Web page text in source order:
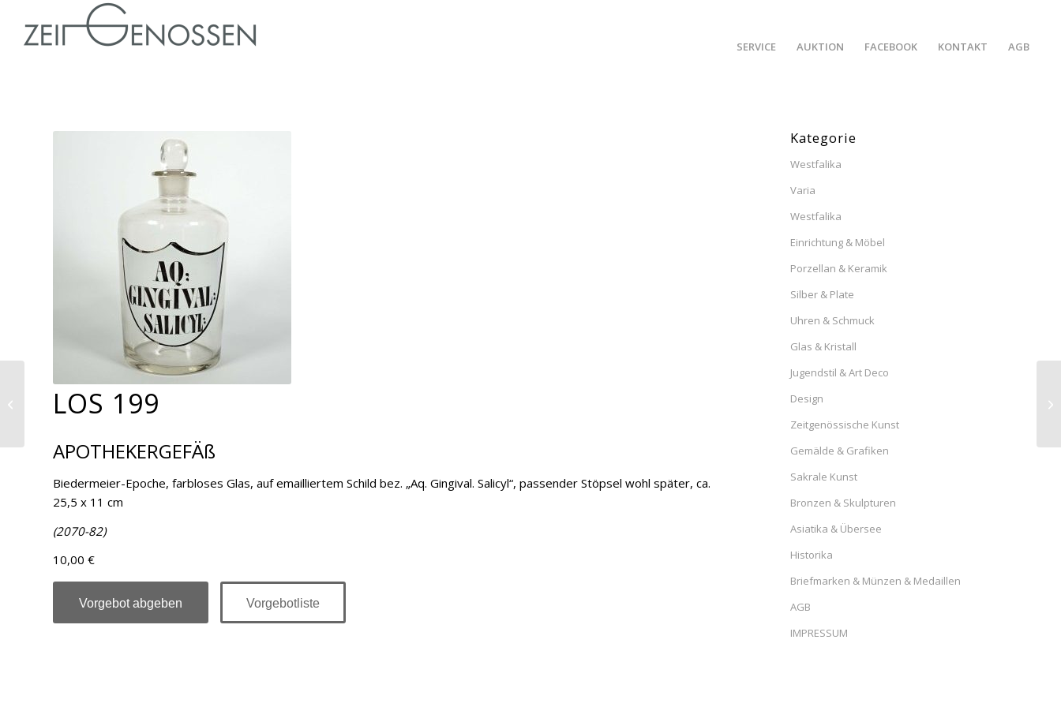
SERVICE AUKTION FACEBOOK KONTAKT AGB
LOS 199
APOTHEKERGEFÄß
Biedermeier-Epoche, farbloses Glas, auf emailliertem Schild bez. „Aq. Gingival. Salicyl“, passender Stöpsel wohl später, ca.
25,5 x 11 cm
(2070-82)
10,00 €
Vorgebot abgeben Vorgebotliste
Kategorie
Westfalika
Varia
Westfalika
Einrichtung & Möbel
Porzellan & Keramik
Silber & Plate
Uhren & Schmuck
Glas & Kristall
Jugendstil & Art Deco
Design
Zeitgenössische Kunst
Gemälde & Grafiken
Sakrale Kunst
Bronzen & Skulpturen
Asiatika & Übersee
Historika
Briefmarken & Münzen & Medaillen
AGB
IMPRESSUM